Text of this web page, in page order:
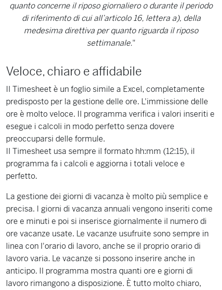
quanto concerne il riposo giornaliero o durante il periodo
di riferimento di cui all’articolo 16, lettera a), della
medesima direttiva per quanto riguarda il riposo
settimanale."
Veloce, chiaro e affidabile
Il Timesheet è un foglio simile a Excel, completamente
predisposto per la gestione delle ore. L'immissione delle
ore è molto veloce. Il programma verifica i valori inseriti e
esegue i calcoli in modo perfetto senza dovere
preoccuparsi delle formule.
Il Timesheet usa sempre il formato hh:mm (12:15), il
programma fa i calcoli e aggiorna i totali veloce e
perfetto.
La gestione dei giorni di vacanza è molto più semplice e
precisa. I giorni di vacanza annuali vengono inseriti come
ore e minuti e poi si inserisce giornalmente il numero di
ore vacanze usate. Le vacanze usufruite sono sempre in
linea con l'orario di lavoro, anche se il proprio orario di
lavoro varia. Le vacanze si possono inserire anche in
anticipo. Il programma mostra quanti ore e giorni di
lavoro rimangono a disposizione. È tutto molto chiaro,